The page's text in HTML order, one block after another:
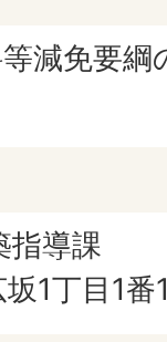
減免要
指導課
1丁目1番